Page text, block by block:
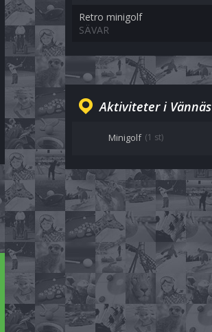
Retro minigolf
SÄVAR
Aktiviteter i Vännäs
Minigolf (1 st)